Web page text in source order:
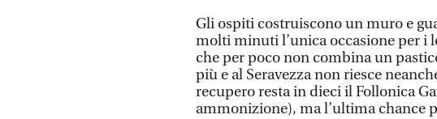
Gli ospiti costruiscono un muro e
molti minuti l’unica occasione per i
che per poco non combina un
più e al Seravezza non riesce
recupero resta in dieci il Follonica
ammonizione), ma l’ultima chance